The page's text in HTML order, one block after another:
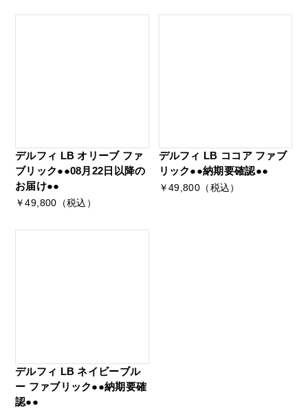
デルフィ LB オリーブ ファ
ブリック●●08月22日以降の
お届け●●
￥49,800（税込）
デルフィ LB ココア ファブ
リック●●納期要確認●●
￥49,800（税込）
デルフィ LB ネイビーブル
ー ファブリック●●納期要確
認●●